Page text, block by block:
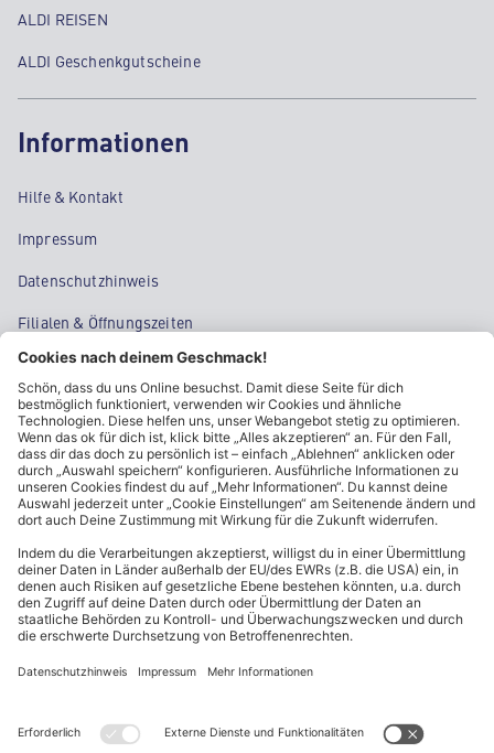
ALDI REISEN
ALDI Geschenkgutscheine
Informationen
Hilfe & Kontakt
Impressum
Datenschutzhinweis
Filialen & Öffnungszeiten
Kontakt
Cookie-Einstellungen
Kundeninformationen
ALDI Nord folgen
* Wir bitten um Beachtung, dass diese Aktionsartikel im